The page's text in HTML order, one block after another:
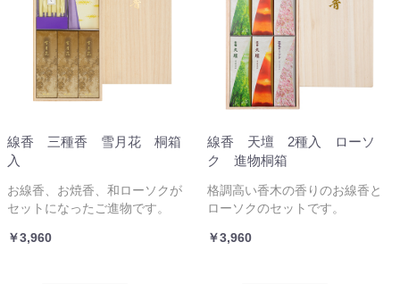
線香 三種香 雪月花 桐箱
入
お線香、お焼香、和ローソクが
セットになったご進物です。
￥3,960
線香 天壇 2種入 ローソ
ク 進物桐箱
格調高い香木の香りのお線香と
ローソクのセットです。
￥3,960